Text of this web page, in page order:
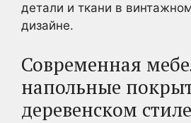
детали и ткани в
дизайне.
Современная
напольные
деревенском стиле